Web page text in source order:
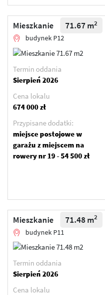
Mieszkanie 71.67 m2
budynek P12
Termin oddania
Sierpień 2026
Cena lokalu
674 000 zł
Przypisane dodatki:
miejsce postojowe w
garażu z miejscem na
rowery nr 19 - 54 500 zł
Mieszkanie 71.48 m2
budynek P11
Termin oddania
Sierpień 2026
Cena lokalu